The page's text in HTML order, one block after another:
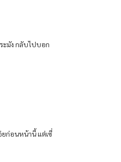
ะมัง กลับไปบอก
ยก่อนหน้านี้ แต่เซี่